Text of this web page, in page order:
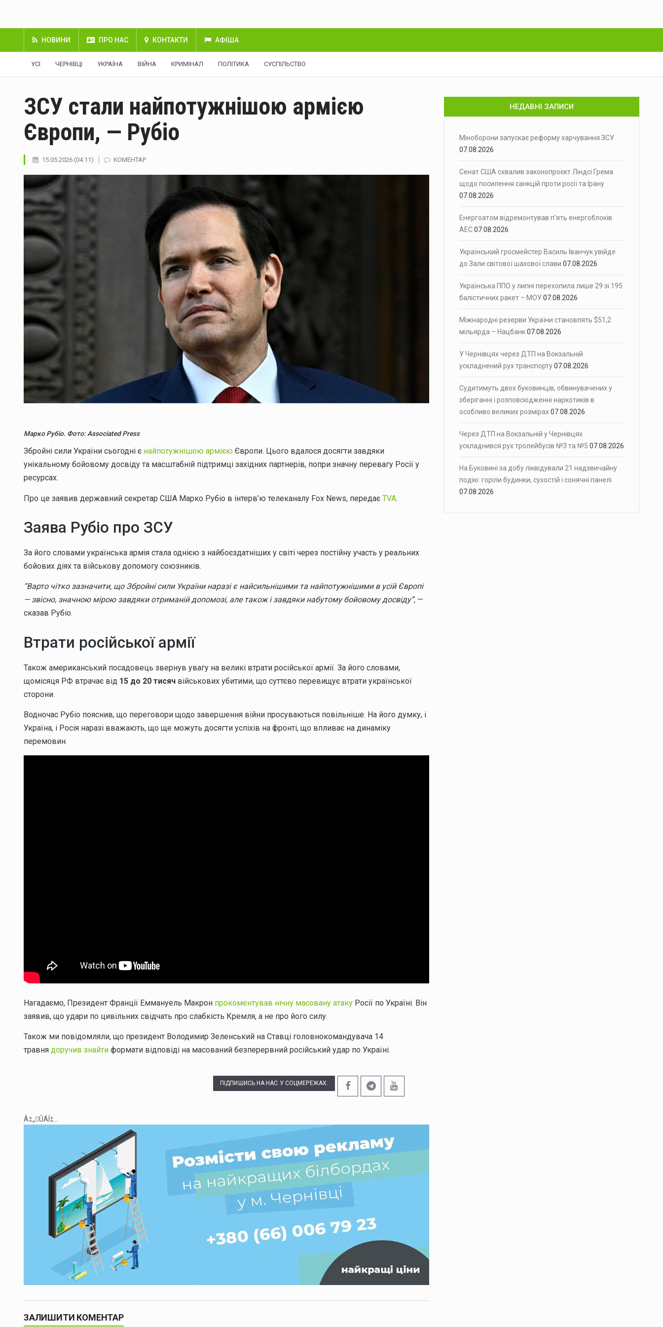
НОВИНИ ПРО НАС КОНТАКТИ АФІША
УСІ ЧЕРНІВЦІ УКРАЇНА ВІЙНА КРИМІНАЛ ПОЛІТИКА СУСПІЛЬСТВО
ЗСУ стали найпотужнішою армією
Європи, — Рубіо
15.05.2026 (04:11) КОМЕНТАР
Марко Рубіо. Фото: Associated Press
Збройні сили України сьогодні є найпотужнішою армією Європи. Цього вдалося досягти завдяки
унікальному бойовому досвіду та масштабній підтримці західних партнерів, попри значну перевагу Росії у
ресурсах.
Про це заявив державний секретар США Марко Рубіо в інтерв’ю телеканалу Fox News, передає TVA.
Заява Рубіо про ЗСУ
За його словами українська армія стала однією з найбоєздатніших у світі через постійну участь у реальних
бойових діях та військову допомогу союзників.
“Варто чітко зазначити, що Збройні сили України наразі є найсильнішими та найпотужнішими в усій Європі
— звісно, значною мірою завдяки отриманій допомозі, але також і завдяки набутому бойовому досвіду”, —
сказав Рубіо.
Втрати російської армії
Також американський посадовець звернув увагу на великі втрати російської армії. За його словами,
щомісяця РФ втрачає від 15 до 20 тисяч військових убитими, що суттєво перевищує втрати української
сторони.
Водночас Рубіо пояснив, що переговори щодо завершення війни просуваються повільніше. На його думку, і
Україна, і Росія наразі вважають, що ще можуть досягти успіхів на фронті, що впливає на динаміку
перемовин.
Нагадаємо, Президент Франції Еммануель Макрон прокоментував нічну масовану атаку Росії по Україні. Він
заявив, що удари по цивільних свідчать про слабкість Кремля, а не про його силу.
Також ми повідомляли, що президент Володимир Зеленський на Ставці головнокомандувача 14
травня доручив знайти формати відповіді на масований безперервний російський удар по Україні.
ПІДПИШИСЬ НА НАС У СОЦМЕРЕЖАХ:
Á‡„ÛÁÍ‡...
ЗАЛИШИТИ КОМЕНТАР
НЕДАВНІ ЗАПИСИ
Міноборони запускає реформу харчування ЗСУ
07.08.2026
Сенат США схвалив законопроєкт Ліндсі Грема
щодо посилення санкцій проти росії та Ірану
07.08.2026
Енергоатом відремонтував п’ять енергоблоків
АЕС07.08.2026
Український гросмейстер Василь Іванчук увійде
до Зали світової шахової слави 07.08.2026
Українська ППО у липні перехопила лише 29 зі 195
балістичних ракет – МОУ07.08.2026
Міжнародні резерви України становлять $51,2
мільярда – Нацбанк07.08.2026
У Чернівцях через ДТП на Вокзальній
ускладнений рух транспорту07.08.2026
Судитимуть двох буковинців, обвинувачених у
зберіганні і розповсюдженні наркотиків в
особливо великих розмірах07.08.2026
Через ДТП на Вокзальній у Чернівцях
ускладнився рух тролейбусів №3 та №5 07.08.2026
На Буковині за добу ліквідували 21 надзвичайну
подію: горіли будинки, сухостій і сонячні панелі
07.08.2026